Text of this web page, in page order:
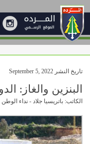
تاريخ النشر September 5, 2022
البنزين والغاز:
الكاتب: باتريسيا جلاد - نداء الوطن